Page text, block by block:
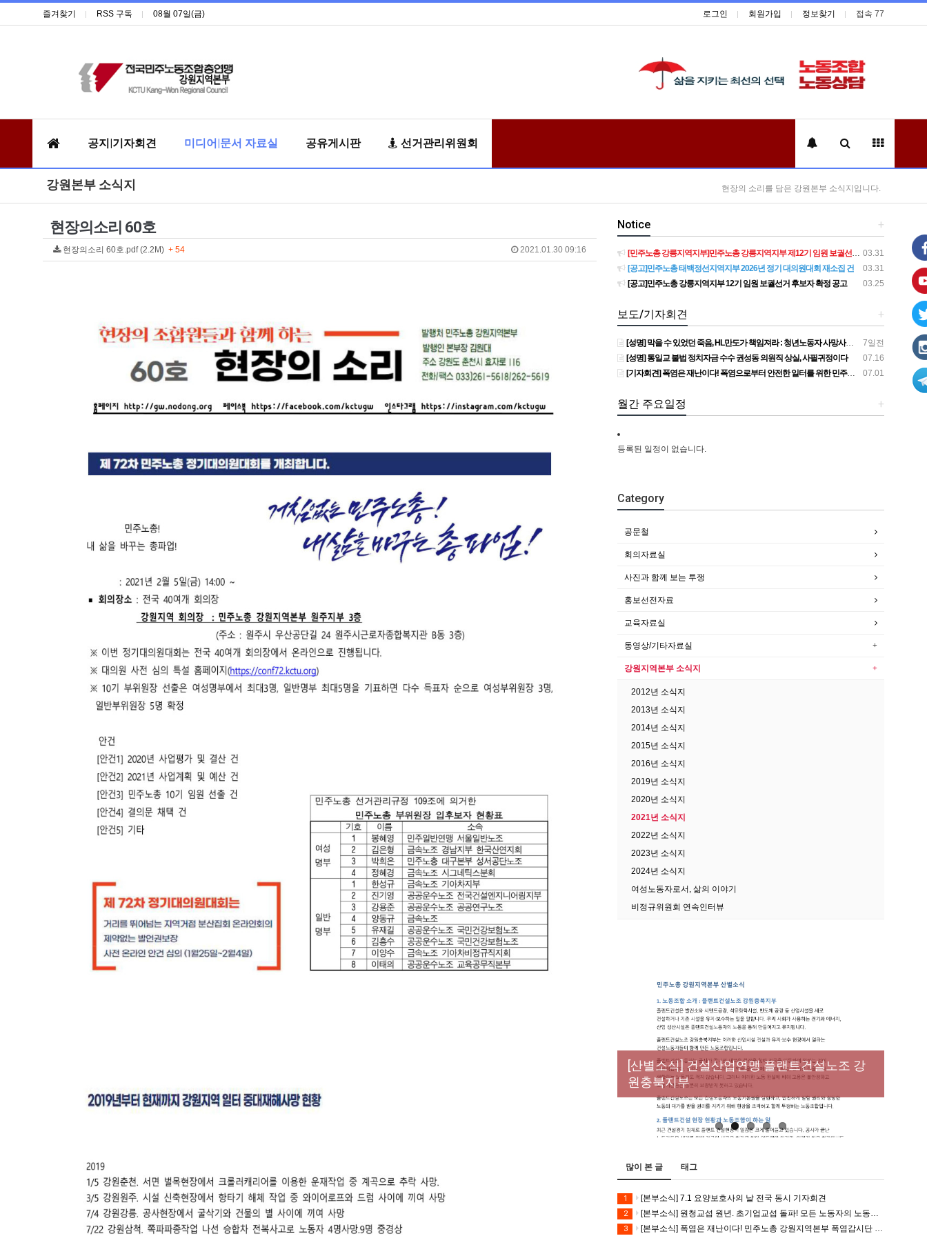
즐겨찾기 RSS 구독 08월 07일(금) 로그인 회원가입 정보찾기 접속 77
공지|기자회견 미디어|문서 자료실 공유게시판 선거관리위원회
강원본부 소식지 현장의 소리를 담은 강원본부 소식지입니다.
현장의소리 60호
2021.01.30 09:16
현장의소리 60호.pdf (2.2M) + 54
+
Notice
03.31
[민주노총 강릉지역지부]민주노총 강릉지역지부 제12기 임원 보궐선거결과 공고
03.31
[공고]민주노총 태백정선지역지부 2026년 정기 대의원대회 재소집 건
03.25
[공고]민주노총 강릉지역지부 12기 임원 보궐선거 후보자 확정 공고
+
보도/기자회견
7일전
[성명] 막을 수 있었던 죽음, HL만도가 책임져라 : 청년노동자 사망사고의 철저한 진상규명과 재발방지 대책 마련하라
07.16
[성명] 통일교 불법 정치자금 수수 권성동 의원직 상실, 사필귀정이다
07.01
[기자회견] 폭염은 재난이다! 폭염으로부터 안전한 일터를 위한 민주노총 강원지역본부 폭염감시단 선포 기자회견
+
월간 주요일정
등록된 일정이 없습니다.
Category
공문철
회의자료실
사진과 함께 보는 투쟁
홍보선전자료
교육자료실
동영상/기타자료실
강원지역본부 소식지
2012년 소식지
2013년 소식지
2014년 소식지
2015년 소식지
2016년 소식지
2019년 소식지
2020년 소식지
2021년 소식지
2022년 소식지
2023년 소식지
2024년 소식지
여성노동자로서, 삶의 이야기
비정규위원회 연속인터뷰
[성명] 막을 수 있었던 죽음, HL만도가 책임져
라 : 청년노동자 사망사고의 철저한 진상규명
과 재발방지 대책 마련하라
[산별소식] 건설산업연맹 플랜트건설노조 강
원충북지부
[강릉,속초,원주,춘천] 폭염감시단 사업 이모저
모
[조합원☆인터뷰] 서비스연맹 전국학교비정
규직노동조합 강원지부 김유미 춘천지회장
[본부소식] 강원지역 노동자 합창단 모임
많이 본 글 태그
1 [본부소식] 7.1 요양보호사의 날 전국 동시 기자회견
2 [본부소식] 원청교섭 원년. 초기업교섭 돌파! 모든 노동자의 노동기본권 쟁취! 민주노총 7.15 총파업대회
3 [본부소식] 폭염은 재난이다! 민주노총 강원지역본부 폭염감시단 선포 기자회견